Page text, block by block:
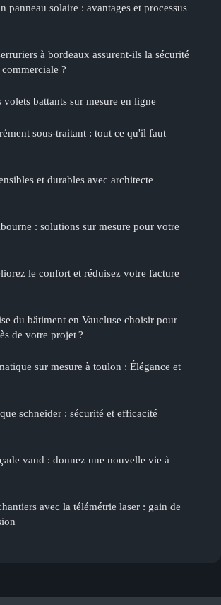
panneau solaire : avantages et processus
à bordeaux assurent-ils la sécurité
?
volets battants sur mesure en ligne
sous-traitant : tout ce qu'il faut
et durables avec architecte
: solutions sur mesure pour votre
le confort et réduisez votre facture
du bâtiment en Vaucluse choisir pour
de votre projet ?
sur mesure à toulon : Élégance et
schneider : sécurité et efficacité
vaud : donnez une nouvelle vie à
avec la télémétrie laser : gain de